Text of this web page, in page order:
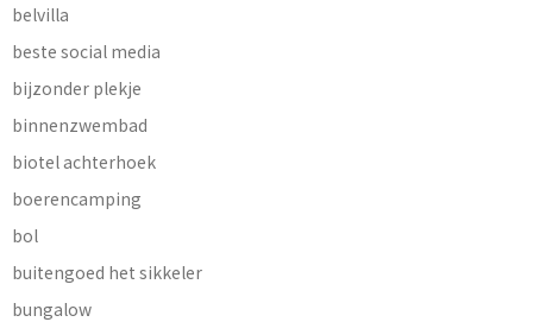
belvilla
beste social media
bijzonder plekje
binnenzwembad
biotel achterhoek
boerencamping
bol
buitengoed het sikkeler
bungalow